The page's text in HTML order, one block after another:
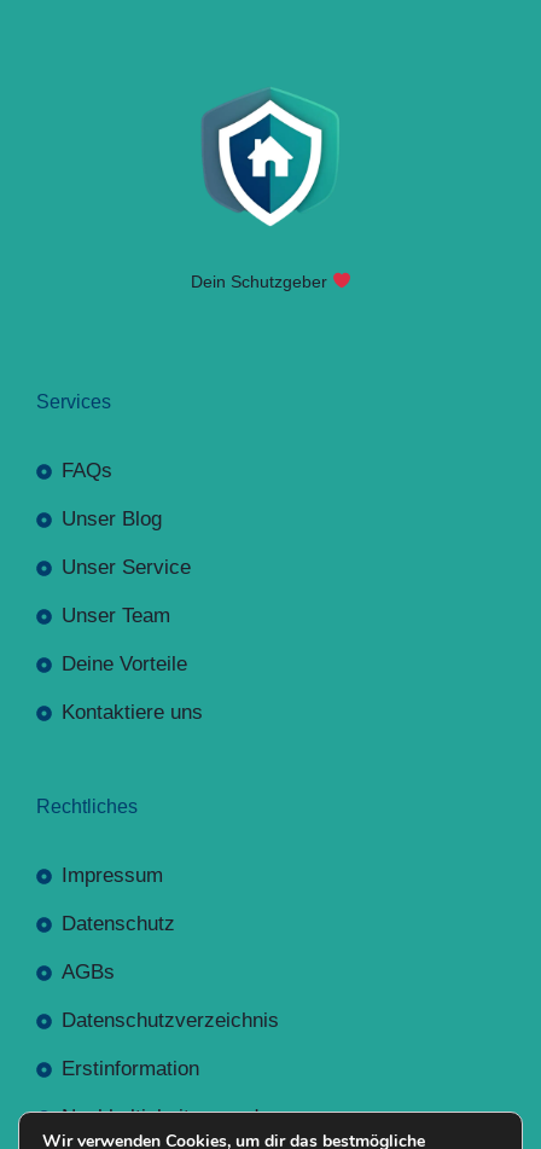
Dein Schutzgeber
Services
FAQs
Unser Blog
Unser Service
Unser Team
Deine Vorteile
Kontaktiere uns
Rechtliches
Impressum
Datenschutz
AGBs
Datenschutzverzeichnis
Erstinformation
Nachhaltigkeitsverordnung
Wir verwenden Cookies, um dir das bestmögliche